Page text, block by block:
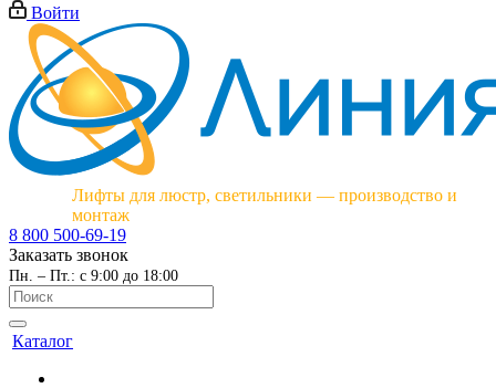
Войти
Лифты для люстр, светильники — производство и
монтаж
8 800 500-69-19
Заказать звонок
Пн. – Пт.: с 9:00 до 18:00
Каталог